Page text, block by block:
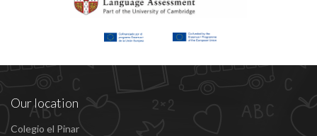
Our location
Colegio el Pinar